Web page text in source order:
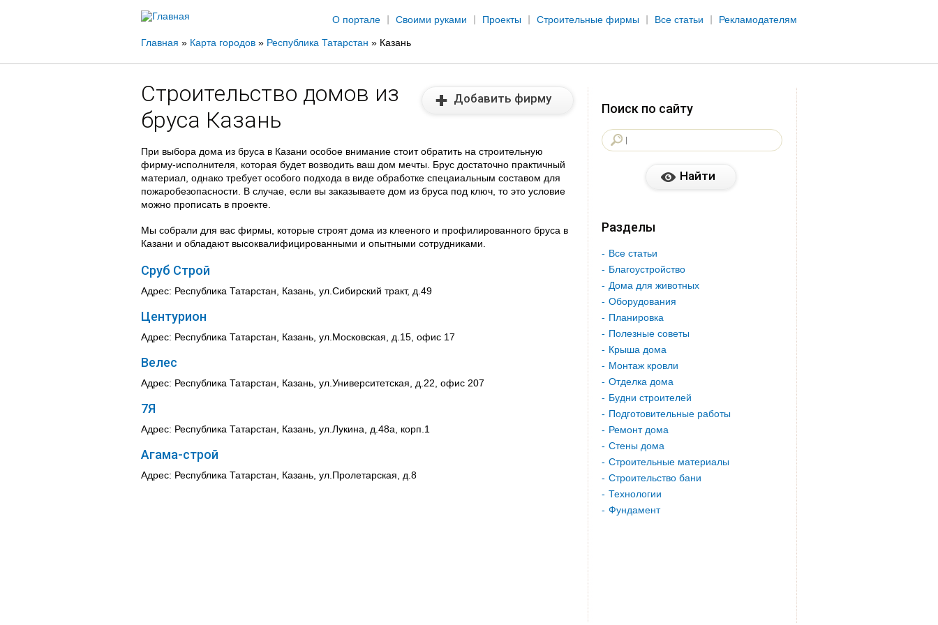
О портале
Своими руками Проекты Строительные фирмы Все статьи Рекламодателям
Вы
здесь
Главная » Карта городов » Республика Татарстан » Казань
Строительство домов из
бруса Казань
Добавить фирму
При выбора дома из бруса в Казани особое внимание стоит обратить на строительную
фирму-исполнителя, которая будет возводить ваш дом мечты. Брус достаточно практичный
материал, однако требует особого подхода в виде обработке спецаиальным составом для
пожаробезопасности. В случае, если вы заказываете дом из бруса под ключ, то это условие
можно прописать в проекте.
Мы собрали для вас фирмы, которые строят дома из клееного и профилированного бруса в
Казани и обладают высоквалифицированными и опытными сотрудниками.
Сруб Строй
Адрес: Республика Татарстан, Казань, ул.Сибирский тракт, д.49
Центурион
Адрес: Республика Татарстан, Казань, ул.Московская, д.15, офис 17
Велес
Адрес: Республика Татарстан, Казань, ул.Университетская, д.22, офис 207
7Я
Адрес: Республика Татарстан, Казань, ул.Лукина, д.48а, корп.1
Агама-строй
Адрес: Республика Татарстан, Казань, ул.Пролетарская, д.8
Поиск по сайту
Разделы
Все статьи
Благоустройство
Дома для животных
Оборудования
Планировка
Полезные советы
Крыша дома
Монтаж кровли
Отделка дома
Будни строителей
Подготовительные работы
Ремонт дома
Стены дома
Строительные материалы
Строительство бани
Технологии
Фундамент